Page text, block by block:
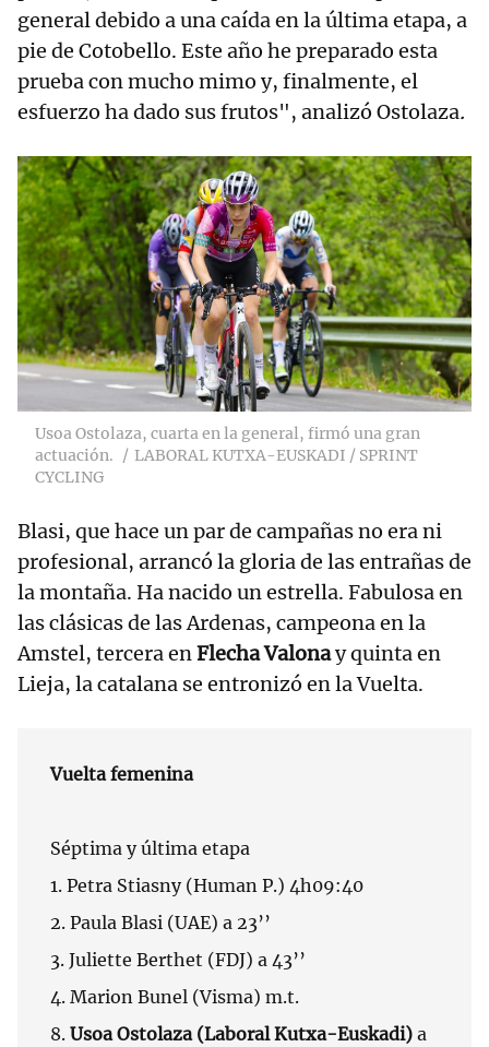
general debido a una caída en la última etapa, a
pie de Cotobello. Este año he preparado esta
prueba con mucho mimo y, finalmente, el
esfuerzo ha dado sus frutos", analizó Ostolaza.
Usoa Ostolaza, cuarta en la general, firmó una gran
actuación.
LABORAL KUTXA-EUSKADI / SPRINT
CYCLING
Blasi, que hace un par de campañas no era ni
profesional, arrancó la gloria de las entrañas de
la montaña. Ha nacido un estrella. Fabulosa en
las clásicas de las Ardenas, campeona en la
Amstel, tercera enFlecha Valonay quinta en
Lieja, la catalana se entronizó en la Vuelta.
Vuelta femenina
Séptima y última etapa
1. Petra Stiasny (Human P.) 4h09:40
2. Paula Blasi (UAE) a 23’’
3. Juliette Berthet (FDJ) a 43’’
4. Marion Bunel (Visma) m.t.
8. Usoa Ostolaza (Laboral Kutxa-Euskadi) a